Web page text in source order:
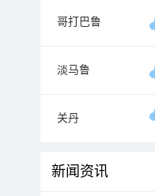
哥打巴鲁
淡马鲁
关丹
新闻资讯